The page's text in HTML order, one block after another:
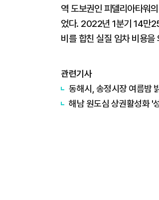
역 도보권인 피델리아타워
었다. 2022년 1분기 14만
비를 합친 실질 임차 비용을
관련기사
동해시, 송정시장 여름밤
해남 원도심 상권활성화 '